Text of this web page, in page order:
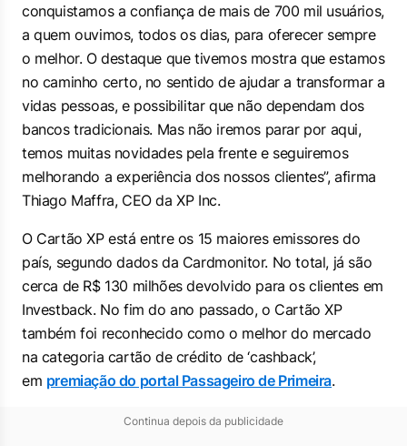
conquistamos a confiança de mais de 700 mil usuários,
a quem ouvimos, todos os dias, para oferecer sempre
o melhor. O destaque que tivemos mostra que estamos
no caminho certo, no sentido de ajudar a transformar a
vidas pessoas, e possibilitar que não dependam dos
bancos tradicionais. Mas não iremos parar por aqui,
temos muitas novidades pela frente e seguiremos
melhorando a experiência dos nossos clientes”, afirma
Thiago Maffra, CEO da XP Inc.
O Cartão XP está entre os 15 maiores emissores do
país, segundo dados da Cardmonitor. No total, já são
cerca de R$ 130 milhões devolvido para os clientes em
Investback. No fim do ano passado, o Cartão XP
também foi reconhecido como o melhor do mercado
na categoria cartão de crédito de ‘cashback’,
em premiação do portal Passageiro de Primeira.
Continua depois da publicidade